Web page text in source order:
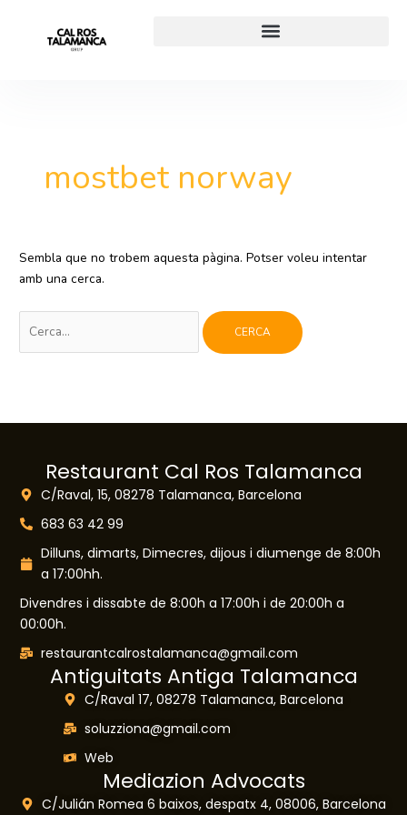
contingut
mostbet norway
Sembla que no trobem aquesta pàgina. Potser voleu intentar
amb una cerca.
Restaurant Cal Ros Talamanca
C/Raval, 15, 08278 Talamanca, Barcelona
683 63 42 99
Dilluns, dimarts, Dimecres, dijous i diumenge de 8:00h
a 17:00hh.
Divendres i dissabte de 8:00h a 17:00h i de 20:00h a
00:00h.
restaurantcalrostalamanca@gmail.com
Antiguitats Antiga Talamanca
C/Raval 17, 08278 Talamanca, Barcelona
soluzziona@gmail.com
Web
Mediazion Advocats
C/Julián Romea 6 baixos, despatx 4, 08006, Barcelona